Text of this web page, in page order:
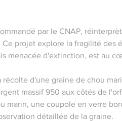
par le CNAP,
projet explore la fragilité des
menacée d'extinction, est au
d'une graine de chou
massif 950 aux côtés de
marin, une coupole en verre
détaillée de la graine.